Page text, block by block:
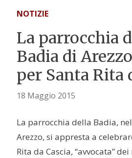
NOTIZIE
La parrocchia
Badia di
per Santa Rita
18 Maggio 2015
La parrocchia della Badia,
Arezzo, si appresta a
Rita da Cascia, “avvocata”